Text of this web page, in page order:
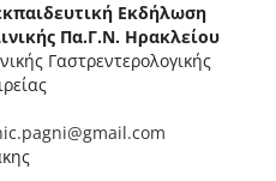
Εκδήλωση
Πα.Γ.Ν. Ηρακλείου
Γαστρεντερολογικής